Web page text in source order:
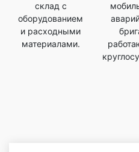
склад с
оборудованием
и расходными
материалами.